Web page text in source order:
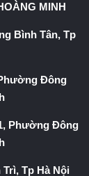
MINH
Bình Tân, Tp
Đông
Phường Đông
Tp Hà Nội